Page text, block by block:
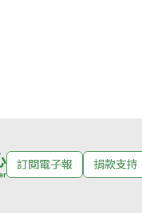
訂閱電子報 捐款支持